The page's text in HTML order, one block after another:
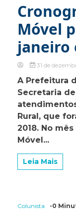
Móvel
janeiro
31 de
A Prefeitura
Secretaria
Rural, que
2018. No
Móvel...
Leia Mais
Colunista -0